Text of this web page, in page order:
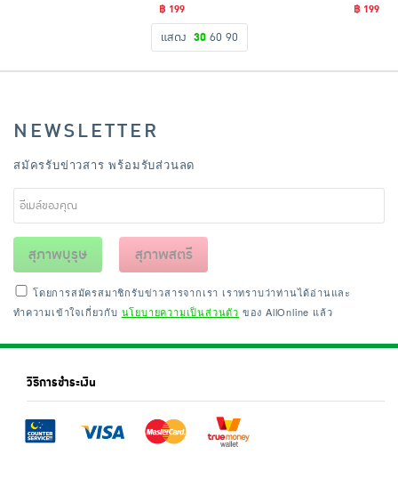
฿ 199 ฿ 199
แสดง 30 60 90
NEWSLETTER
สมัครรับข่าวสาร พร้อมรับส่วนลด
สุภาพบุรุษ สุภาพสตรี
โดยการสมัครสมาชิกรับข่าวสารจากเรา เราทราบว่าท่านได้อ่านและ
ทำความเข้าใจเกี่ยวกับ นโยบายความเป็นส่วนตัว ของ AllOnline แล้ว
วิธีการชำระเงิน